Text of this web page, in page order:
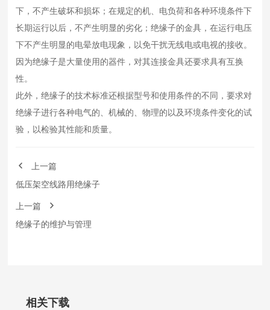
下，不产生破坏和损坏；在规定的机、电负荷和各种环境条件下
长期运行以后，不产生明显的劣化；绝缘子的金具，在运行电压
下不产生明显的电晕放电现象，以免干扰无线电或电视的接收。
因为绝缘子是大量使用的器件，对其连接金具还要求具有互换
性。
此外，绝缘子的技术标准还根据型号和使用条件的不同，要求对
绝缘子进行各种电气的、机械的、物理的以及环境条件变化的试
验，以检验其性能和质量。
上一篇
低压架空线路用绝缘子
上一篇
绝缘子的维护与管理
相关下载